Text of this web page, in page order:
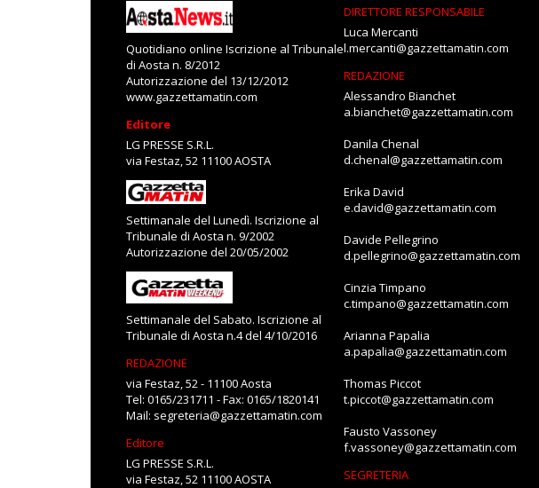
Quotidiano online Iscrizione al Tribunale
di Aosta n. 8/2012
Autorizzazione del 13/12/2012
www.gazzettamatin.com
Editore
LG PRESSE S.R.L.
via Festaz, 52 11100 AOSTA
Settimanale del Lunedì. Iscrizione al
Tribunale di Aosta n. 9/2002
Autorizzazione del 20/05/2002
Settimanale del Sabato. Iscrizione al
Tribunale di Aosta n.4 del 4/10/2016
REDAZIONE
via Festaz, 52 - 11100 Aosta
Tel: 0165/231711 - Fax: 0165/1820141
Mail: segreteria@gazzettamatin.com
Editore
LG PRESSE S.R.L.
via Festaz, 52 11100 AOSTA
DIRETTORE RESPONSABILE
Luca Mercanti
l.mercanti@gazzettamatin.com
REDAZIONE
Alessandro Bianchet
a.bianchet@gazzettamatin.com
Danila Chenal
d.chenal@gazzettamatin.com
Erika David
e.david@gazzettamatin.com
Davide Pellegrino
d.pellegrino@gazzettamatin.com
Cinzia Timpano
c.timpano@gazzettamatin.com
Arianna Papalia
a.papalia@gazzettamatin.com
Thomas Piccot
t.piccot@gazzettamatin.com
Fausto Vassoney
f.vassoney@gazzettamatin.com
SEGRETERIA